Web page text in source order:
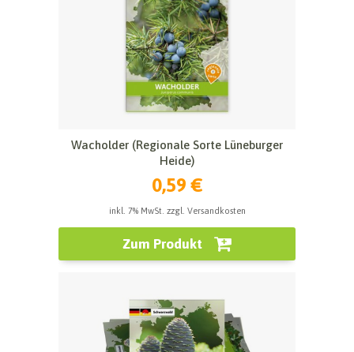
Wacholder (Regionale Sorte Lüneburger
Heide)
0,59 €
inkl. 7% MwSt. zzgl. Versandkosten
Zum Produkt